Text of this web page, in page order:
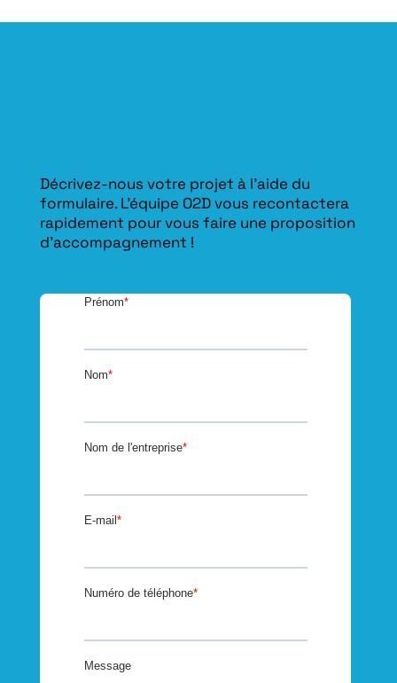
Décrivez-nous votre projet à l’aide du
formulaire. L'équipe O2D vous recontactera
rapidement pour vous faire une proposition
d’accompagnement !